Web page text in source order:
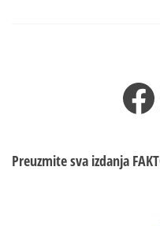
224
Preuzmite sva izdanja